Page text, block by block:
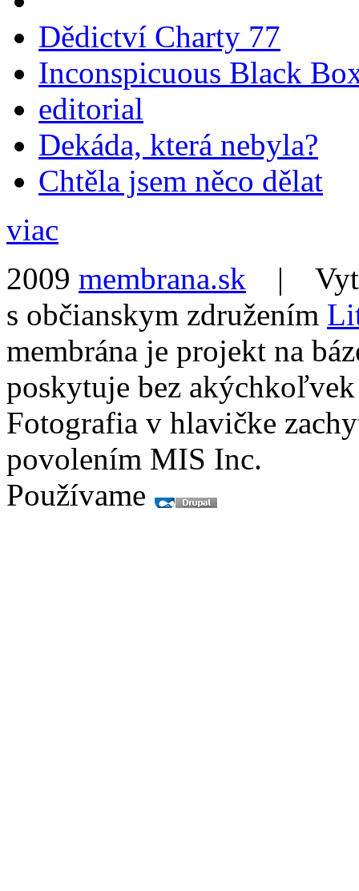
Dědictví Charty 77
Inconspicuous Black
editorial
Dekáda, která nebyla?
Chtěla jsem něco dělat
viac
2009 membrana.sk |
s občianskym združením
membrána je projekt na
poskytuje bez
Fotografia v hlavičke
povolením MIS Inc.
Používame